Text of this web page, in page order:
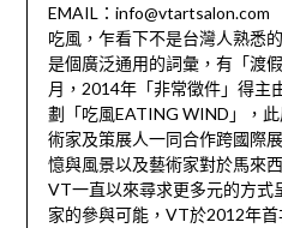
EMAIL：info@vtartsalon.com
吃風，乍看下不是台灣人熟悉
是個廣泛通用的詞彙，有「渡
月，2014年「非常徵件」得主
劃「吃風EATING WIND」，
術家及策展人一同合作跨國際
憶與風景以及藝術家對於馬來
VT一直以來尋求更多元的方式
家的參與可能，VT於2012年